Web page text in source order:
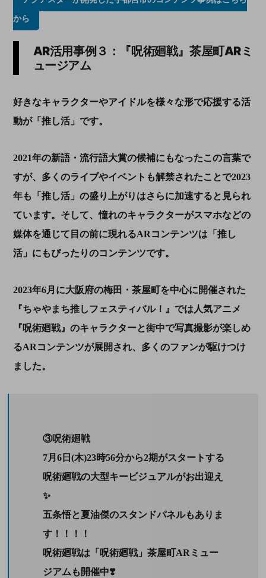
から
AR活用事例３：『呪術廻戦』茶屋町AR ミ
ュージアム
好きなキャラクターやアイドルを様々な形で応援する活
動が「推し活」です。
2021年の新語・流行語大賞の候補にもなったこの言葉で
すが、多くのライブやイベントも解禁されたことで2023
年も「推し活」の盛り上がりはさらに加速すると見られ
ています。そして、憧れのキャラクターがスマホなどの
媒体を通じて目の前に現れるARコンテンツは「推し
活」にもぴったりのコンテンツです。
2023年6月に大阪府の梅田・茶屋町を中心に開催された
『ちゃやまち推しフェスティバル！』では人気アニメ
『呪術廻戦』のキャラクターと街中で写真撮影が楽しめ
るARコンテンツが展開され、多くのファンが駆けつけ
ました。
③呪術廻戦
7月6日(木)23時56分から2期がスタートする
呪術廻戦の大型キービジュアルがお出迎え
✨
五条悟と夏油傑のスタンドパネルもありま
す！！！！
呪術廻戦は「呪術廻戦」茶屋町ARミュー
ジアムも開催中❣️